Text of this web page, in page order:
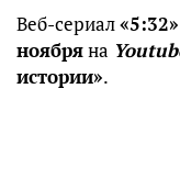
Веб-сериал«5:32»
ноябряна
истории».